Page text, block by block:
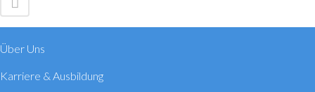
Über Uns
Karriere & Ausbildung